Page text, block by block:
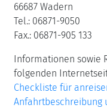
66687 Wadern
Tel.: 06871-9050
Fax.: 06871-905 133
Informationen sowie
folgenden
Checkliste für
Anfahrtbeschreibung